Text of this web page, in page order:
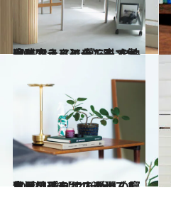
2022.3.7
【インテリアの工夫で気分を変える】 暮らしを快適にするアイテムと すぐ実践できるシーン別メソッド
ライフスタイル
2022.1.10
生活のプロ12人が選んだ 私も地球もサステナブルな日用品 【こだわりの寝室用アイテム10選】
ライフスタイル